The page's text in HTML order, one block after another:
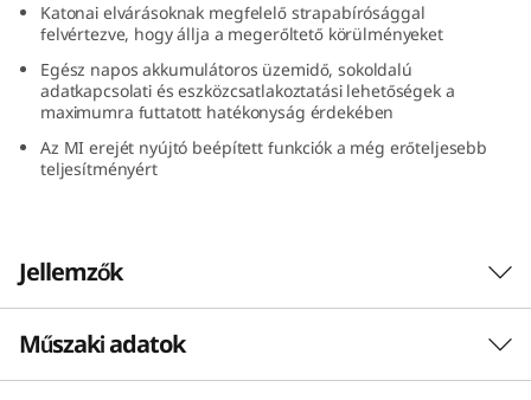
e
Katonai elvárásoknak megfelelő strapabírósággal
felvértezve, hogy állja a megerőltető körülményeket
Egész napos akkumulátoros üzemidő, sokoldalú
adatkapcsolati és eszközcsatlakoztatási lehetőségek a
maximumra futtatott hatékonyság érdekében
Az MI erejét nyújtó beépített funkciók a még erőteljesebb
teljesítményért
Jellemzők
Magasabb szintre emelt kép- és
hangzásélmény
Műszaki adatok